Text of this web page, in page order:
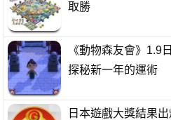
取勝
《動物森友會》1.9
探秘新一年的運術
日本遊戲大獎結果